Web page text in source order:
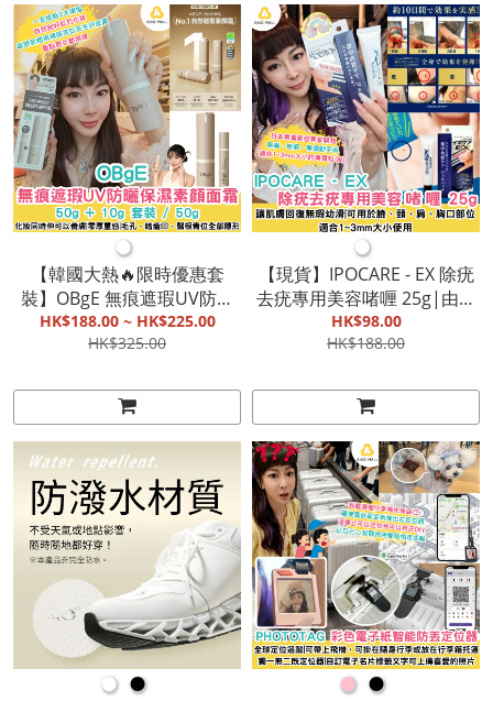
●
【韓國大熱🔥限時優惠套
裝】OBgE 無痕遮瑕UV防曬
保濕素顏面霜 50g |防曬
SPF50+/PA++++|男女都適
以養膚【截單, 10月中發貨】
HK$188.00 ~ HK$225.00
HK$325.00
●
【現貨】IPOCARE - EX 除疣
去疣專用美容啫喱 25g|由日
本專業美容專家開發|讓肌膚
回復無瑕幼滑|可用於臉、
1~3mm大小使用
HK$98.00
HK$188.00
●● ●●